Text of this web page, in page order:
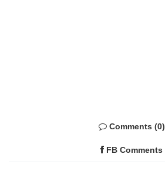
Comments (0)
FB Comments